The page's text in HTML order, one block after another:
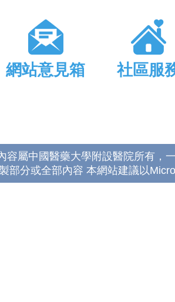
網站意見箱 社區服
容屬中國醫藥大學附設醫院所有，
部分或全部內容 本網站建議以